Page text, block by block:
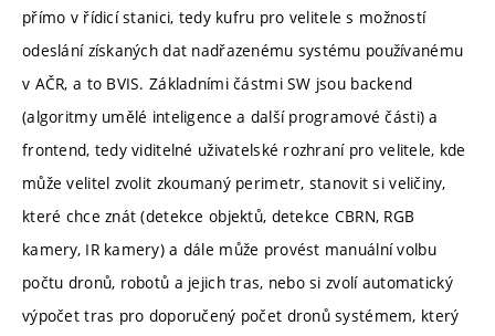
přímo v řídicí stanici, tedy kufru pro velitele s možností
odeslání získaných dat nadřazenému systému používanému
v AČR, a to BVIS. Základními částmi SW jsou backend
(algoritmy umělé inteligence a další programové části) a
frontend, tedy viditelné uživatelské rozhraní pro velitele, kde
může velitel zvolit zkoumaný perimetr, stanovit si veličiny,
které chce znát (detekce objektů, detekce CBRN, RGB
kamery, IR kamery) a dále může provést manuální volbu
počtu dronů, robotů a jejich tras, nebo si zvolí automatický
výpočet tras pro doporučený počet dronů systémem, který